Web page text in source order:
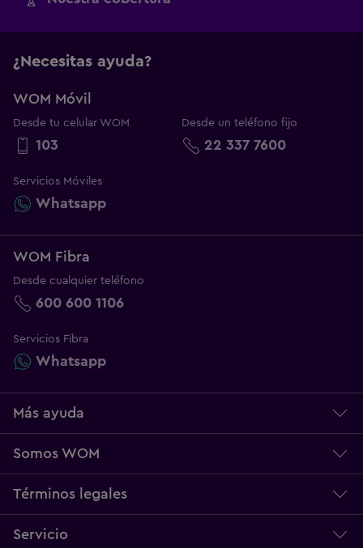
¿Necesitas ayuda?
WOM Móvil
Desde tu celular WOM
103
Desde un teléfono fijo
22 337 7600
Servicios Móviles
Whatsapp
WOM Fibra
Desde cualquier teléfono
600 600 1106
Servicios Fibra
Whatsapp
Más ayuda
Servicio técnico
Norma Multibanda
Reclamos
Somos WOM
Sobre WOM
Nuestros Valores
Trabaja con Nosotros
Términos legales
Bases Legales
Servicio